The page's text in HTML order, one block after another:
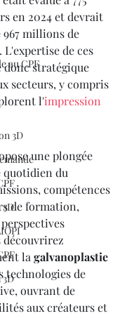
au CPF
3D
en 2024 et devrait
millions de
de ces
donc stratégique
secteurs, y compris
l'impression
une plongée
quotidien du
compétences
de formation,
découvrirez
la galvanoplastie
technologies de
ouvrant de
aux créateurs et